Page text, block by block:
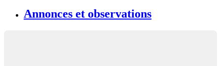
Annonces et observations